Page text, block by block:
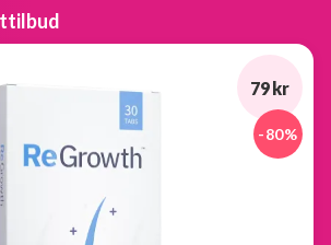
-80%
79 kr